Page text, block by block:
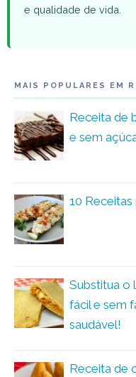
e qualidade de vida.
MAIS POPULARES EM
Receita de
e sem
10 Receitas
Substitua o
fácil e sem
saudável!
Receita de